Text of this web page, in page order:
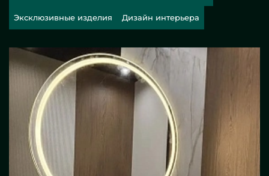
Эксклюзивные изделия Дизайн интерьера